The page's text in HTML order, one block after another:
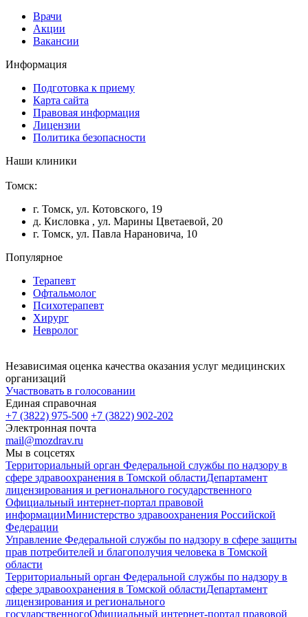
Врачи
Акции
Вакансии
Информация
Подготовка к приему
Карта сайта
Правовая информация
Лицензии
Политика безопасности
Наши клиники
Томск:
г. Томск, ул. Котовского, 19
д. Кисловка , ул. Марины Цветаевой, 20
г. Томск, ул. Павла Нарановича, 10
Популярное
Терапевт
Офтальмолог
Психотерапевт
Хирург
Невролог
Независимая оценка качества оказания услуг медицинских
организаций
Участвовать в голосовании
Единая справочная
+7 (3822) 975-500 +7 (3822) 902-202
Электронная почта
mail@mozdrav.ru
Мы в соцсетях
Территориальный орган Федеральной службы по надзору в
сфере здравоохранения в Томской областиДепартамент
лицензирования и регионального государственного
Официальный интернет-портал правовой
информацииМинистерство здравоохранения Российской
Федерации
Управление Федеральной службы по надзору в сфере защиты
прав потребителей и благополучия человека в Томской
области
Территориальный орган Федеральной службы по надзору в
сфере здравоохранения в Томской областиДепартамент
лицензирования и регионального
государственногоОфициальный интернет-портал правовой